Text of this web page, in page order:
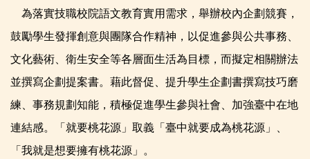
為落實技職校院語文教育實用需求，舉辦校內企劃競賽，
鼓勵學生發揮創意與團隊合作精神，以促進參與公共事務、
文化藝術、衛生安全等各層面生活為目標，而擬定相關辦法
並撰寫企劃提案書。藉此督促、提升學生企劃書撰寫技巧磨
練、事務規劃知能，積極促進學生參與社會、加強臺中在地
連結感。「就要桃花源」取義「臺中就要成為桃花源」、
「我就是想要擁有桃花源」。